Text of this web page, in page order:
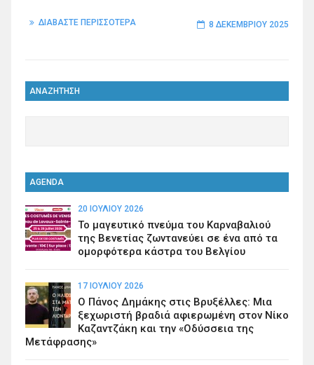
ΔΙΑΒΑΣΤΕ ΠΕΡΙΣΣΟΤΕΡΑ 8 ΔΕΚΕΜΒΡΊΟΥ 2025
ΑΝΑΖΗΤΗΣΗ
AGENDA
20 ΙΟΥΛΊΟΥ 2026
Το μαγευτικό πνεύμα του Καρναβαλιού
της Βενετίας ζωντανεύει σε ένα από τα
ομορφότερα κάστρα του Βελγίου
17 ΙΟΥΛΊΟΥ 2026
Ο Πάνος Δημάκης στις Βρυξέλλες: Μια
ξεχωριστή βραδιά αφιερωμένη στον Νίκο
Καζαντζάκη και την «Οδύσσεια της
Μετάφρασης»